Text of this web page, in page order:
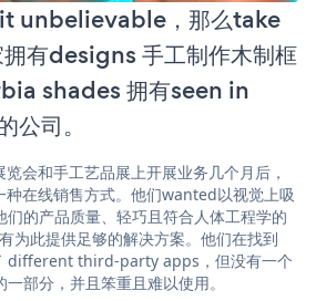
unbelievable，那么take
有designs 手工制作木制框
shades 拥有seen in
司。
会和手工艺品展上开展业务几个月后，
在线销售方式。他们wanted以视觉上吸
们的产品质量、轻巧且符合人体工程学的
为此提供足够的解决方案。他们在找到
different third-party apps，但没有一个
部分，并且笨重且难以使用。